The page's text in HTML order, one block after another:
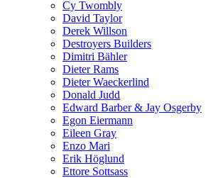
Cy Twombly
David Taylor
Derek Willson
Destroyers Builders
Dimitri Bähler
Dieter Rams
Dieter Waeckerlind
Donald Judd
Edward Barber & Jay Osgerby
Egon Eiermann
Eileen Gray
Enzo Mari
Erik Höglund
Ettore Sottsass